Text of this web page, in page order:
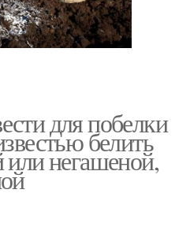
для побелки
белить
или негашеной,